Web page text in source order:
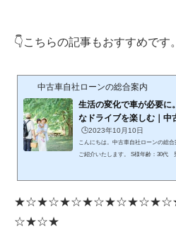
👇こちらの記事もおすすめです。
中古車自社ローンの総合案内
生活の変化で車が必要に
なドライブを楽しむ｜中
🕒️2023年10月10日
こんにちは。中古車自社ローンの総
ご紹介いたします。 S様年齢：30代
様はスムーズにローンが承認され、
☆★☆★